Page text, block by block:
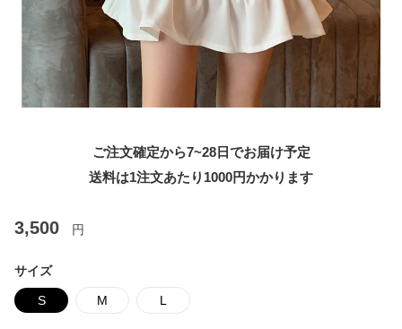
ご注文確定から7~28日でお届け予定
送料は1注文あたり 1000円かかります
3,500 円
サイズ
S M L